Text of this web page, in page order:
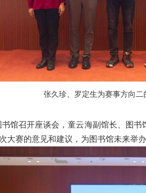
张久珍、罗定生为赛事方向二
书馆召开座谈会，童云海副馆长、图
大赛的意见和建议，为图书馆未来举